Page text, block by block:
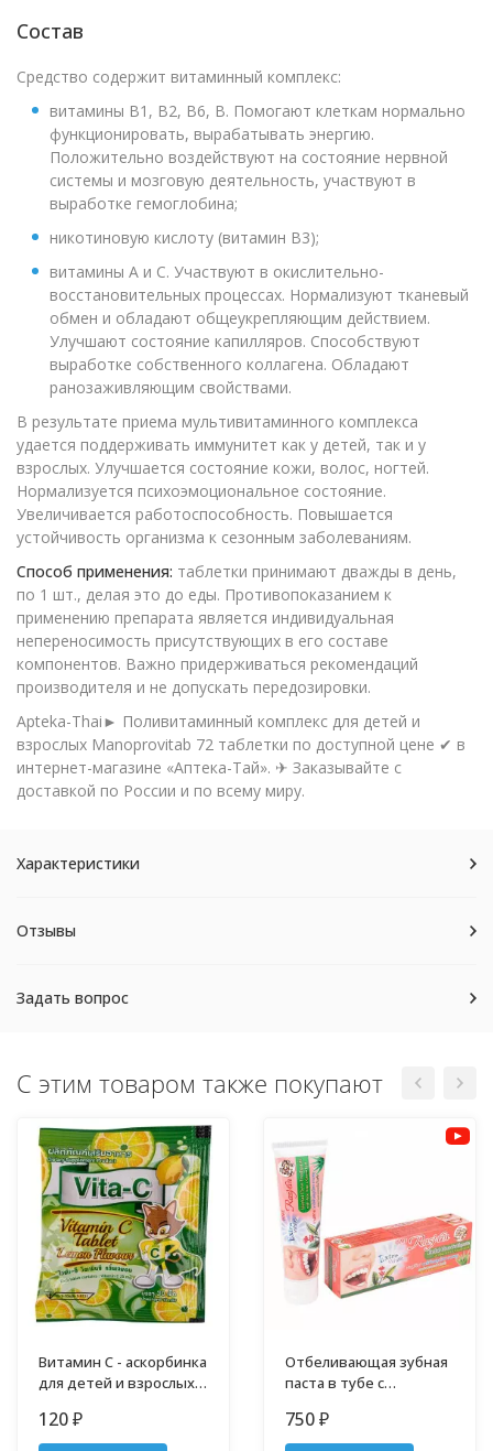
Состав
Средство содержит витаминный комплекс:
витамины B1, B2, B6, B. Помогают клеткам нормально
функционировать, вырабатывать энергию.
Положительно воздействуют на состояние нервной
системы и мозговую деятельность, участвуют в
выработке гемоглобина;
никотиновую кислоту (витамин B3);
витамины A и C. Участвуют в окислительно-
восстановительных процессах. Нормализуют тканевый
обмен и обладают общеукрепляющим действием.
Улучшают состояние капилляров. Способствуют
выработке собственного коллагена. Обладают
ранозаживляющим свойствами.
В результате приема мультивитаминного комплекса
удается поддерживать иммунитет как у детей, так и у
взрослых. Улучшается состояние кожи, волос, ногтей.
Нормализуется психоэмоциональное состояние.
Увеличивается работоспособность. Повышается
устойчивость организма к сезонным заболеваниям.
Способ применения: таблетки принимают дважды в день,
по 1 шт., делая это до еды. Противопоказанием к
применению препарата является индивидуальная
непереносимость присутствующих в его составе
компонентов. Важно придерживаться рекомендаций
производителя и не допускать передозировки.
Apteka-Thai► Поливитаминный комплекс для детей и
взрослых Manoprovitab 72 таблетки по доступной цене ✔ в
интернет-магазине «Аптека-Тай». ✈ Заказывайте с
доставкой по России и по всему миру.
Характеристики
Отзывы
Задать вопрос
С этим товаром также покупают
Витамин С - аскорбинка
для детей и взрослых
120 ₽
Отбеливающая зубная
паста в тубе с
алоэ Isme 100 гр
750 ₽